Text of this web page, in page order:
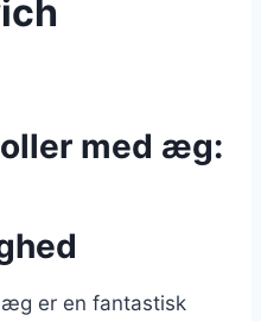
med æg:
er en fantastisk